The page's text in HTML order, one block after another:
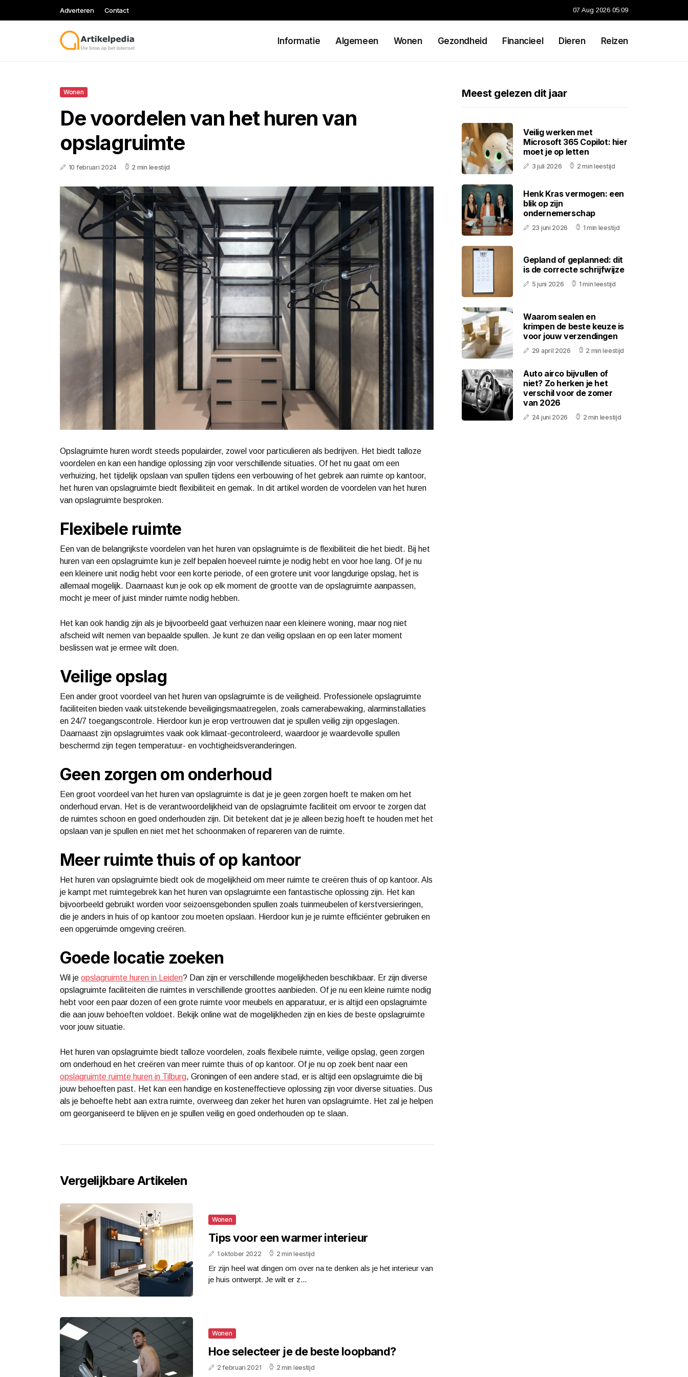
Adverteren Contact 07 Aug 2026 05:09
Informatie Algemeen Wonen Gezondheid Financieel Dieren Reizen
Wonen
De voordelen van het huren van
opslagruimte
10 februari 2024 2 min leestijd
Opslagruimte huren wordt steeds populairder, zowel voor particulieren als bedrijven. Het biedt talloze
voordelen en kan een handige oplossing zijn voor verschillende situaties. Of het nu gaat om een
verhuizing, het tijdelijk opslaan van spullen tijdens een verbouwing of het gebrek aan ruimte op kantoor,
het huren van opslagruimte biedt flexibiliteit en gemak. In dit artikel worden de voordelen van het huren
van opslagruimte besproken.
Flexibele ruimte
Een van de belangrijkste voordelen van het huren van opslagruimte is de flexibiliteit die het biedt. Bij het
huren van een opslagruimte kun je zelf bepalen hoeveel ruimte je nodig hebt en voor hoe lang. Of je nu
een kleinere unit nodig hebt voor een korte periode, of een grotere unit voor langdurige opslag, het is
allemaal mogelijk. Daarnaast kun je ook op elk moment de grootte van de opslagruimte aanpassen,
mocht je meer of juist minder ruimte nodig hebben.
Het kan ook handig zijn als je bijvoorbeeld gaat verhuizen naar een kleinere woning, maar nog niet
afscheid wilt nemen van bepaalde spullen. Je kunt ze dan veilig opslaan en op een later moment
beslissen wat je ermee wilt doen.
Veilige opslag
Een ander groot voordeel van het huren van opslagruimte is de veiligheid. Professionele opslagruimte
faciliteiten bieden vaak uitstekende beveiligingsmaatregelen, zoals camerabewaking, alarminstallaties
en 24/7 toegangscontrole. Hierdoor kun je erop vertrouwen dat je spullen veilig zijn opgeslagen.
Daarnaast zijn opslagruimtes vaak ook klimaat-gecontroleerd, waardoor je waardevolle spullen
beschermd zijn tegen temperatuur- en vochtigheidsveranderingen.
Geen zorgen om onderhoud
Een groot voordeel van het huren van opslagruimte is dat je je geen zorgen hoeft te maken om het
onderhoud ervan. Het is de verantwoordelijkheid van de opslagruimte faciliteit om ervoor te zorgen dat
de ruimtes schoon en goed onderhouden zijn. Dit betekent dat je je alleen bezig hoeft te houden met het
opslaan van je spullen en niet met het schoonmaken of repareren van de ruimte.
Meer ruimte thuis of op kantoor
Het huren van opslagruimte biedt ook de mogelijkheid om meer ruimte te creëren thuis of op kantoor. Als
je kampt met ruimtegebrek kan het huren van opslagruimte een fantastische oplossing zijn. Het kan
bijvoorbeeld gebruikt worden voor seizoensgebonden spullen zoals tuinmeubelen of kerstversieringen,
die je anders in huis of op kantoor zou moeten opslaan. Hierdoor kun je je ruimte efficiënter gebruiken en
een opgeruimde omgeving creëren.
Goede locatie zoeken
Wil je opslagruimte huren in Leiden? Dan zijn er verschillende mogelijkheden beschikbaar. Er zijn diverse
opslagruimte faciliteiten die ruimtes in verschillende groottes aanbieden. Of je nu een kleine ruimte nodig
hebt voor een paar dozen of een grote ruimte voor meubels en apparatuur, er is altijd een opslagruimte
die aan jouw behoeften voldoet. Bekijk online wat de mogelijkheden zijn en kies de beste opslagruimte
voor jouw situatie.
Het huren van opslagruimte biedt talloze voordelen, zoals flexibele ruimte, veilige opslag, geen zorgen
om onderhoud en het creëren van meer ruimte thuis of op kantoor. Of je nu op zoek bent naar een
opslagruimte ruimte huren in Tilburg, Groningen of een andere stad, er is altijd een opslagruimte die bij
jouw behoeften past. Het kan een handige en kosteneffectieve oplossing zijn voor diverse situaties. Dus
als je behoefte hebt aan extra ruimte, overweeg dan zeker het huren van opslagruimte. Het zal je helpen
om georganiseerd te blijven en je spullen veilig en goed onderhouden op te slaan.
Vergelijkbare Artikelen
Wonen
Tips voor een warmer interieur
1 oktober 2022 2 min leestijd
Er zijn heel wat dingen om over na te denken als je het interieur van
je huis ontwerpt. Je wilt er z...
Wonen
Hoe selecteer je de beste loopband?
2 februari 2021 2 min leestijd
Meest gelezen dit jaar
Veilig werken met
Microsoft 365 Copilot: hier
moet je op letten
3 juli 2026 2 min leestijd
Henk Kras vermogen: een
blik op zijn
ondernemerschap
23 juni 2026 1 min leestijd
Gepland of geplanned: dit
is de correcte schrijfwijze
5 juni 2026 1 min leestijd
Waarom sealen en
krimpen de beste keuze is
voor jouw verzendingen
29 april 2026 2 min leestijd
Auto airco bijvullen of
niet? Zo herken je het
verschil voor de zomer
van 2026
24 juni 2026 2 min leestijd